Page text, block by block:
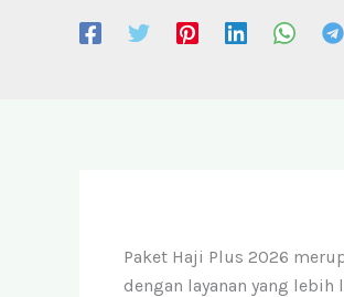
Paket Haji Plus 2026
dengan layanan yang lebih